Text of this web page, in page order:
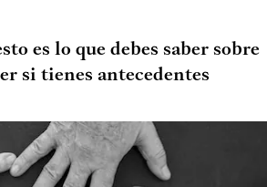
es lo que debes saber sobre
si tienes antecedentes